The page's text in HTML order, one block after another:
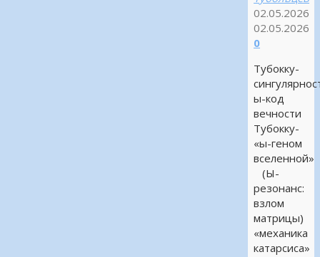
02.05.2026
02.05.2026
0
Тубокку-
ы-код
вечности
Тубокку-
«ы-геном
вселенной»
(Ы-
резонанс:
взлом
матрицы)
«механика
катарсиса»